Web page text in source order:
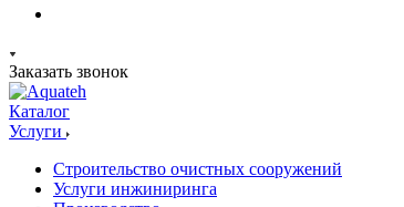
Заказать звонок
Каталог
Услуги
Строительство очистных сооружений
Услуги инжиниринга